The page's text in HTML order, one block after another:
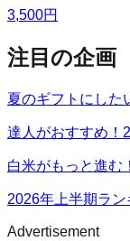
3,500円
注目の企画
夏のギフトにした
達人がおすすめ！
白米がもっと進む
2026年上半期ラ
Advertisement